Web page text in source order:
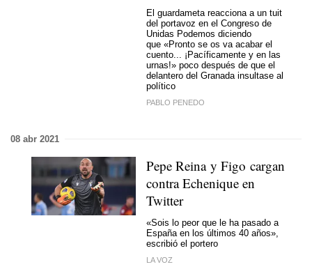
El guardameta reacciona a un tuit
del portavoz en el Congreso de
Unidas Podemos diciendo
que «Pronto se os va acabar el
cuento... ¡Pacíficamente y en las
urnas!» poco después de que el
delantero del Granada insultase al
político
PABLO PENEDO
08 abr 2021
Pepe Reina y Figo cargan
contra Echenique en
Twitter
«Sois lo peor que le ha pasado a
España en los últimos 40 años»,
escribió el portero
LA VOZ